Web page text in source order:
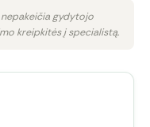
gydytojo
kreipkitės į specialistą.